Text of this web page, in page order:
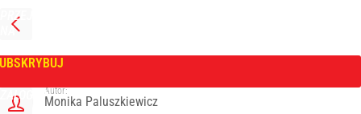
PRZEJDŹ
NA
GŁÓWNĄ
ZALOGUJ
Tygodnik Wprost
Autor:
Monika Paluszkiewicz